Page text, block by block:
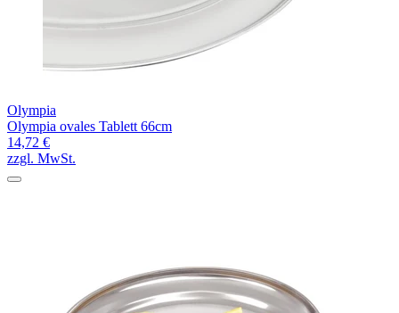
Olympia
Olympia ovales Tablett 66cm
14,72 €
zzgl. MwSt.